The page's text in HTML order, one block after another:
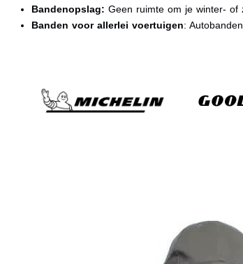
Bandenopslag: Geen ruimte om je winter- of
Banden voor allerlei voertuigen: